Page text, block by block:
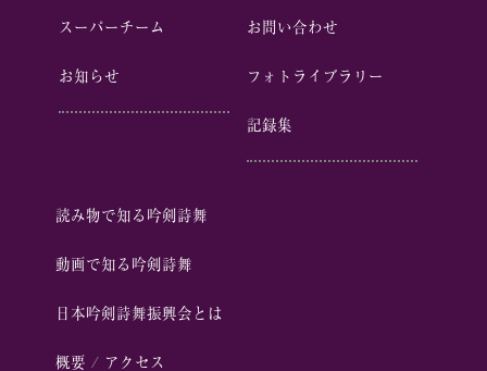
スーパーチーム
お知らせ
お問い合わせ
フォトライブラリー
記録集
読み物で知る吟剣詩舞
動画で知る吟剣詩舞
⽇本吟剣詩舞振興会とは
概要 / アクセス